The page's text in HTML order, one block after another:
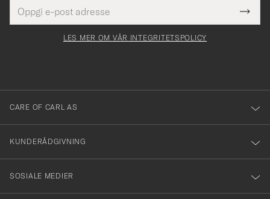
postadresse
felt
Tack
för
dig
till
vårt
nyhetsbrev!
LES MER OM VÅR INTEGRITETSPOLICY
CARE OF CARL AS
KUNDERÅDGIVNING
SOSIALE MEDIER